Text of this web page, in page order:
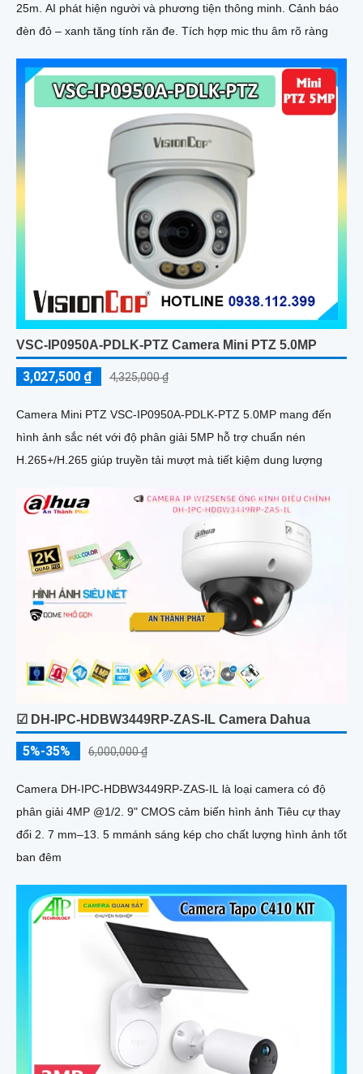
25m. AI phát hiện người và phương tiện thông minh. Cảnh báo
đèn đỏ – xanh tăng tính răn đe. Tích hợp mic thu âm rõ ràng
VSC-IP0950A-PDLK-PTZ Camera Mini PTZ 5.0MP
3,027,500 ₫ 4,325,000 ₫
Camera Mini PTZ VSC-IP0950A-PDLK-PTZ 5.0MP mang đến
hình ảnh sắc nét với độ phân giải 5MP hỗ trợ chuẩn nén
H.265+/H.265 giúp truyền tải mượt mà tiết kiệm dung lượng
☑ DH-IPC-HDBW3449RP-ZAS-IL Camera Dahua
5%-35% 6,000,000 ₫
Camera DH-IPC-HDBW3449RP-ZAS-IL là loại camera có độ
phân giải 4MP @1/2. 9" CMOS cảm biến hình ảnh Tiêu cự thay
đổi 2. 7 mm–13. 5 mmánh sáng kép cho chất lượng hình ảnh tốt
ban đêm